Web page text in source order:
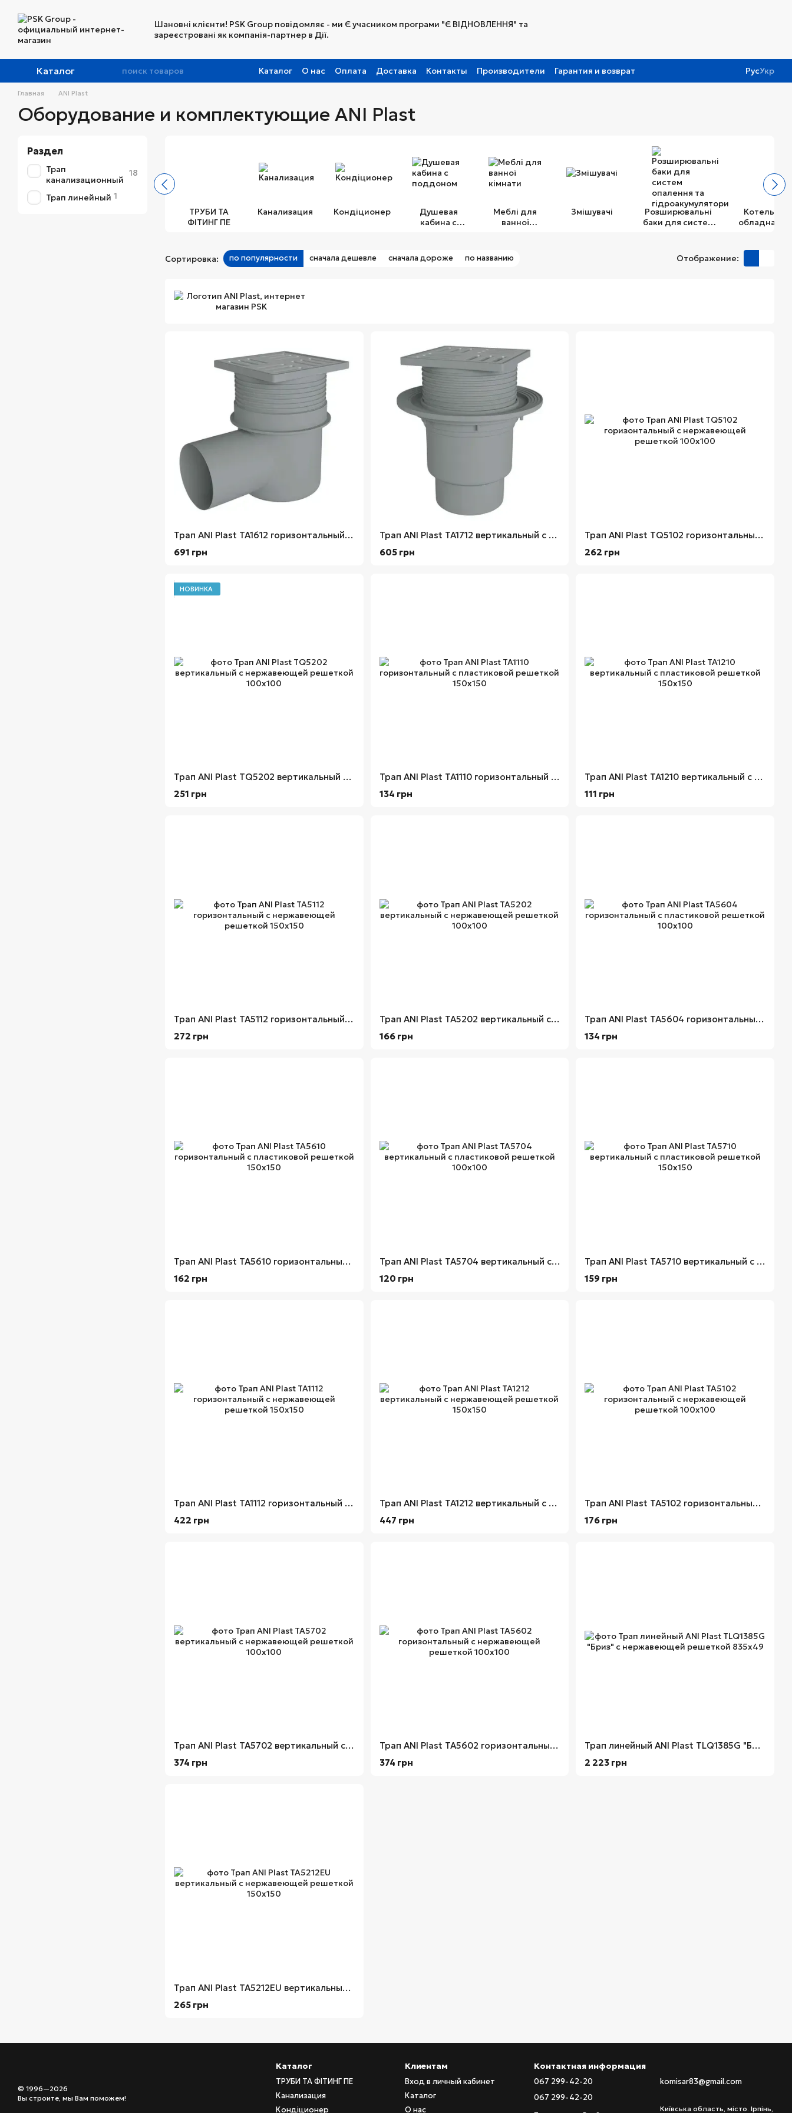
Шановні клієнти! PSK Group повідомляє - ми Є учасником програми "Є ВІДНОВЛЕННЯ" та
зареєстровані як компанія-партнер в Дії.
Каталог Каталог О нас Оплата Доставка Контакты Производители
Гарантия и возврат
Партнерская программа
РусУкр
Главная ANI Plast
Оборудование и комплектующие ANI Plast
ТРУБИ ТА
ФІТИНГ ПЕ
Канализация Кондіционер
Душевая
кабина с
Меблі для
ванної
Змішувачі
Розширювальні
баки для систем
Котельне
обладнання
Сортировка: по популярности сначала дешевле сначала дороже по названию Отображение:
Трап ANI Plast TA1612 горизонтальный с нержавеющей решеткой 150x150
691 грн
Трап ANI Plast TA1712 вертикальный с нержавеющей решеткой 150х150
605 грн
Трап ANI Plast TQ5102 горизонтальный с нержавеющей решеткой 100x100
262 грн
НОВИНКА
Трап ANI Plast TQ5202 вертикальный с нержавеющей решеткой 100х100
251 грн
Трап ANI Plast TA1110 горизонтальный с пластиковой решеткой 150х150
134 грн
Трап ANI Plast TA1210 вертикальный с пластиковой решеткой 150х150
111 грн
Трап ANI Plast TA5112 горизонтальный с нержавеющей решеткой 150х150
272 грн
Трап ANI Plast TA5202 вертикальный с нержавеющей решеткой 100х100
166 грн
Трап ANI Plast TA5604 горизонтальный с пластиковой решеткой 100х100
134 грн
Трап ANI Plast TA5610 горизонтальный с пластиковой решеткой 150х150
162 грн
Трап ANI Plast TA5704 вертикальный с пластиковой решеткой 100х100
120 грн
Трап ANI Plast TA5710 вертикальный с пластиковой решеткой 150х150
159 грн
Трап ANI Plast TA1112 горизонтальный с нержавеющей решеткой 150х150
422 грн
Трап ANI Plast TA1212 вертикальный с нержавеющей решеткой 150х150
447 грн
Трап ANI Plast TA5102 горизонтальный с нержавеющей решеткой 100x100
176 грн
Трап ANI Plast TA5702 вертикальный с нержавеющей решеткой 100х100
374 грн
Трап ANI Plast TA5602 горизонтальный с нержавеющей решеткой 100x100
374 грн
Трап линейный ANI Plast TLQ1385G "Бриз" с нержавеющей решеткой 835х49
2 223 грн
Трап ANI Plast TA5212EU вертикальный с нержавеющей решеткой 150х150
265 грн
Раздел
Трап
канализационный
18
Трап линейный 1
© 1996—2026
Вы строите, мы Вам поможем!
Каталог
ТРУБИ ТА ФІТИНГ ПЕ
Канализация
Кондіционер
Клиентам
Вход в личный кабинет
Каталог
О нас
Контактная информация
067 299-42-20
067 299-42-20
komisar83@gmail.com
Київська область, місто. Ірпінь,